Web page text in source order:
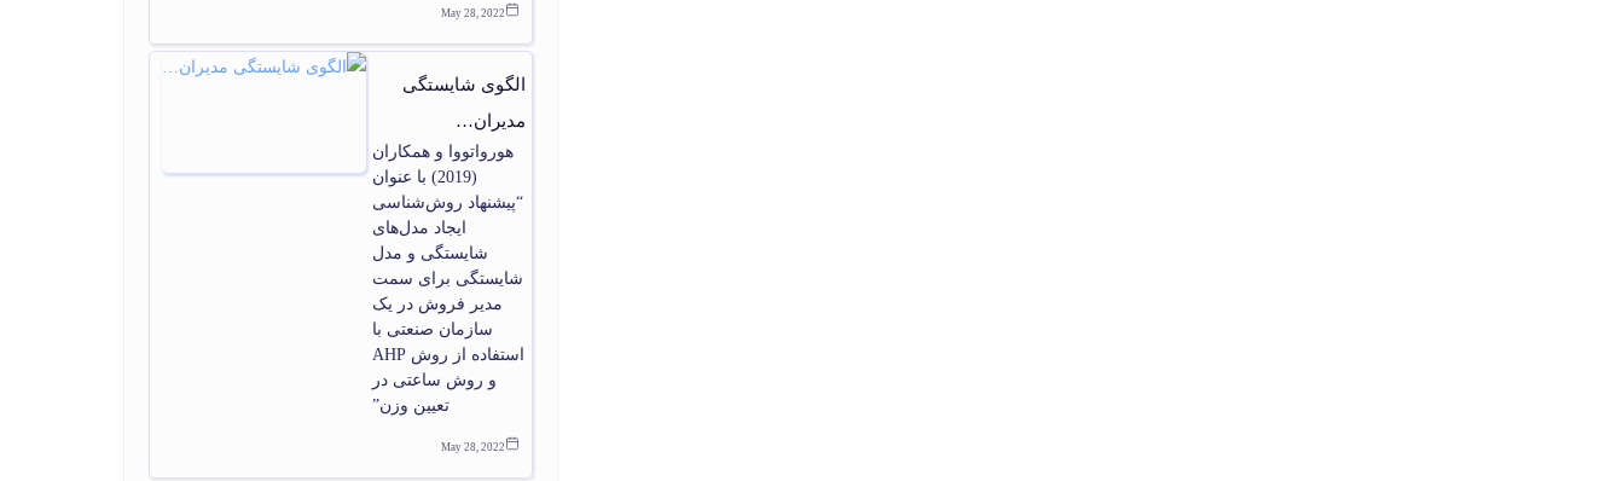
May 28, 2022
الگوی شایستگی
مدیران…
هورواتووا و همکاران
(2019) با عنوان
“پیشنهاد روش‌شناسی
ایجاد مدل‌های
شایستگی و مدل
شایستگی برای سمت
مدیر فروش در یک
سازمان صنعتی با
استفاده از روش AHP
و روش ساعتی در
تعیین وزن”
May 28, 2022